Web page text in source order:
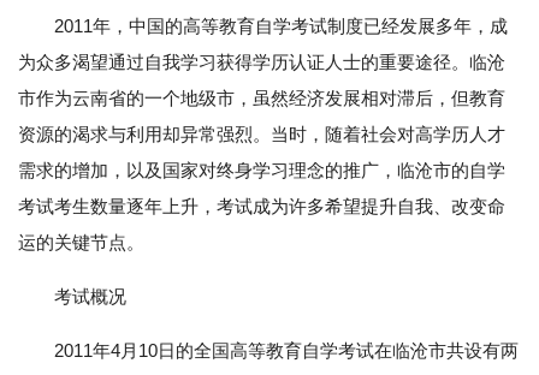
2011年，中国的高等教育自学考试制度已经发展多年，成
为众多渴望通过自我学习获得学历认证人士的重要途径。临沧
市作为云南省的一个地级市，虽然经济发展相对滞后，但教育
资源的渴求与利用却异常强烈。当时，随着社会对高学历人才
需求的增加，以及国家对终身学习理念的推广，临沧市的自学
考试考生数量逐年上升，考试成为许多希望提升自我、改变命
运的关键节点。
考试概况
2011年4月10日的全国高等教育自学考试在临沧市共设有两